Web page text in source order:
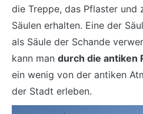
die Treppe, das Pflaster und
Säulen erhalten. Eine der
als Säule der Schande
kann man durch die antiken
ein wenig von der antiken
der Stadt erleben.